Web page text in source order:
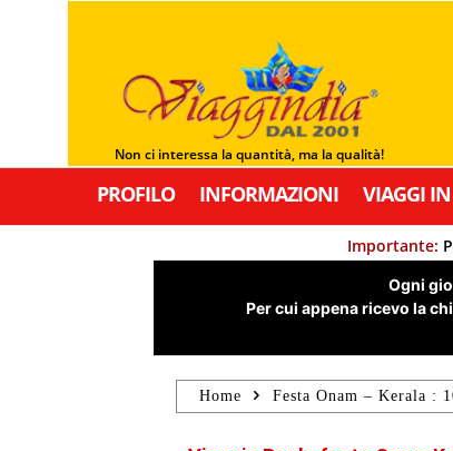
Non ci interessa la quantità, ma la qualità!
PROFILO INFORMAZIONI VIAGGI
Importante:
Ogni
Per cui appena ricevo la
Home Festa Onam – Kerala :